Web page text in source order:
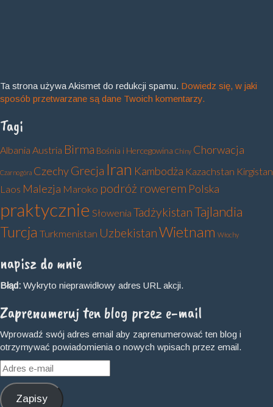
Ta strona używa Akismet do redukcji spamu. Dowiedz się, w jaki
sposób przetwarzane są dane Twoich komentarzy.
Tagi
Albania Austria Birma Bośnia i Hercegowina Chiny Chorwacja
Czarnogóra CzechyGrecja Iran Kambodża Kazachstan Kirgistan
Laos Malezja Maroko podróż rowerem Polska
praktycznie Słowenia TadżykistanTajlandia
Turcja Turkmenistan UzbekistanWietnam Włochy
napisz do mnie
Błąd: Wykryto nieprawidłowy adres URL akcji.
Zaprenumeruj ten blog przez e-mail
Wprowadź swój adres email aby zaprenumerować ten blog i
otrzymywać powiadomienia o nowych wpisach przez email.
Adres
e-
mail
Zapisy